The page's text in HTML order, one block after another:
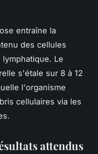
entraîne la
des cellules
Le
s'étale sur 8 à 12
l'organisme
cellulaires via les
attendus